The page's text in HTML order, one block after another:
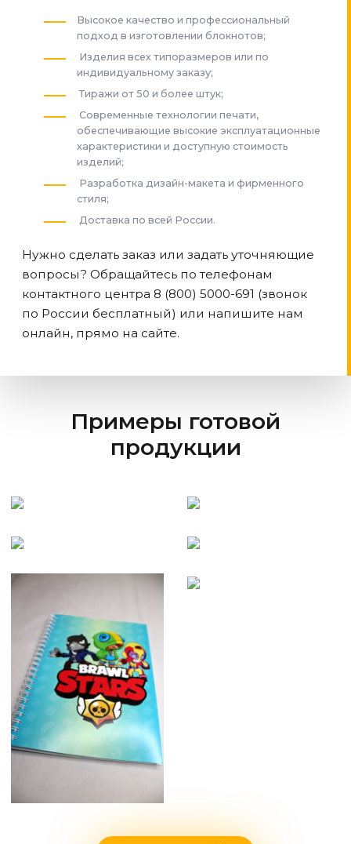
Высокое качество и профессиональный
подход в изготовлении блокнотов;
Изделия всех типоразмеров или по
индивидуальному заказу;
Тиражи от 50 и более штук;
Современные технологии печати,
обеспечивающие высокие эксплуатационные
характеристики и доступную стоимость
изделий;
Разработка дизайн-макета и фирменного
стиля;
Доставка по всей России.
Нужно сделать заказ или задать уточняющие
вопросы? Обращайтесь по телефонам
контактного центра 8 (800) 5000-691 (звонок
по России бесплатный) или напишите нам
онлайн, прямо на сайте.
Примеры готовой
продукции